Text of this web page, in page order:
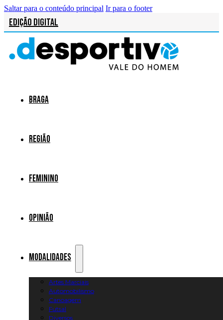
Saltar para o conteúdo principal Ir para o footer
Edição Digital
Braga
Região
Feminino
Opinião
Modalidades
Artes Marciais
Automobilismo
Canoagem
Futsal
Diversos